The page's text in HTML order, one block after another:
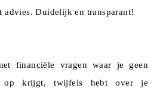
advies. Duidelijk en transparant!
financiële vragen waar je geen
op krijgt, twijfels hebt over je